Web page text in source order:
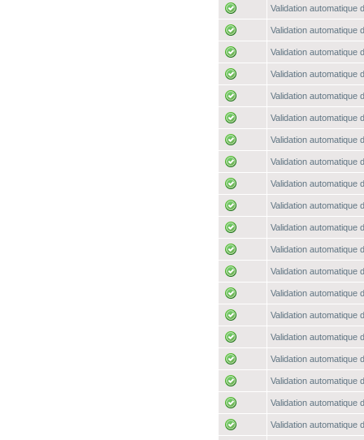
Validation automatique
Validation automatique
Validation automatique
Validation automatique
Validation automatique
Validation automatique
Validation automatique
Validation automatique
Validation automatique
Validation automatique
Validation automatique
Validation automatique
Validation automatique
Validation automatique
Validation automatique
Validation automatique
Validation automatique
Validation automatique
Validation automatique
Validation automatique